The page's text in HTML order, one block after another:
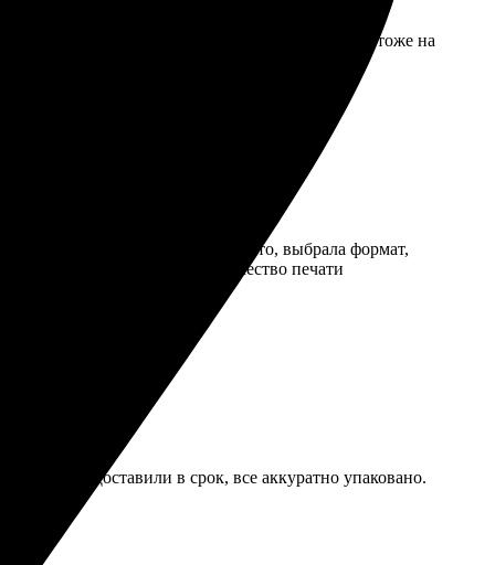
печати, цвета яркие и насыщенные. Рамка тоже на
и удобным: загрузила фото, выбрала формат,
упаковка безупречная. Качество печати
уровне.
яркие. Доставили в срок, все аккуратно упаковано.